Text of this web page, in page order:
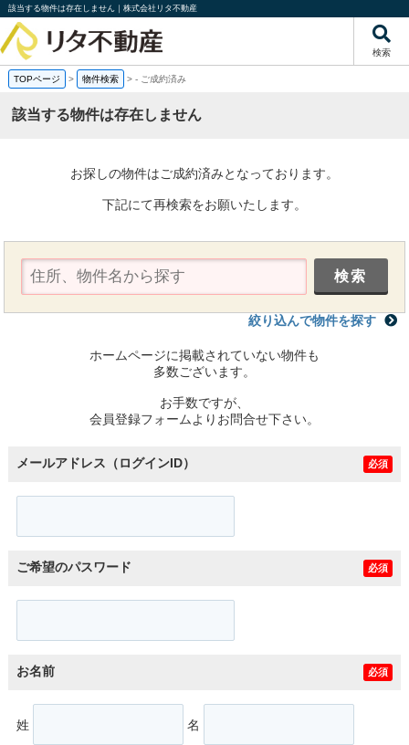
該当する物件は存在しません｜株式会社リタ不動産
検索
TOPページ > 物件検索 >- ご成約済み
該当する物件は存在しません
お探しの物件はご成約済みとなっております。
下記にて再検索をお願いたします。
絞り込んで物件を探す
ホームページに掲載されていない物件も
多数ございます。
お手数ですが、
会員登録フォームよりお問合せ下さい。
メールアドレス（ログインID） 必須
ご希望のパスワード 必須
お名前 必須
姓 名